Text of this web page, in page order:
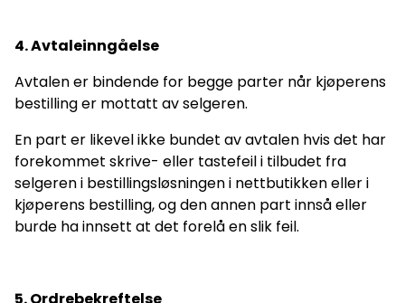
4. Avtaleinngåelse
Avtalen er bindende for begge parter når kjøperens
bestilling er mottatt av selgeren.
En part er likevel ikke bundet av avtalen hvis det har
forekommet skrive- eller tastefeil i tilbudet fra
selgeren i bestillingsløsningen i nettbutikken eller i
kjøperens bestilling, og den annen part innså eller
burde ha innsett at det forelå en slik feil.